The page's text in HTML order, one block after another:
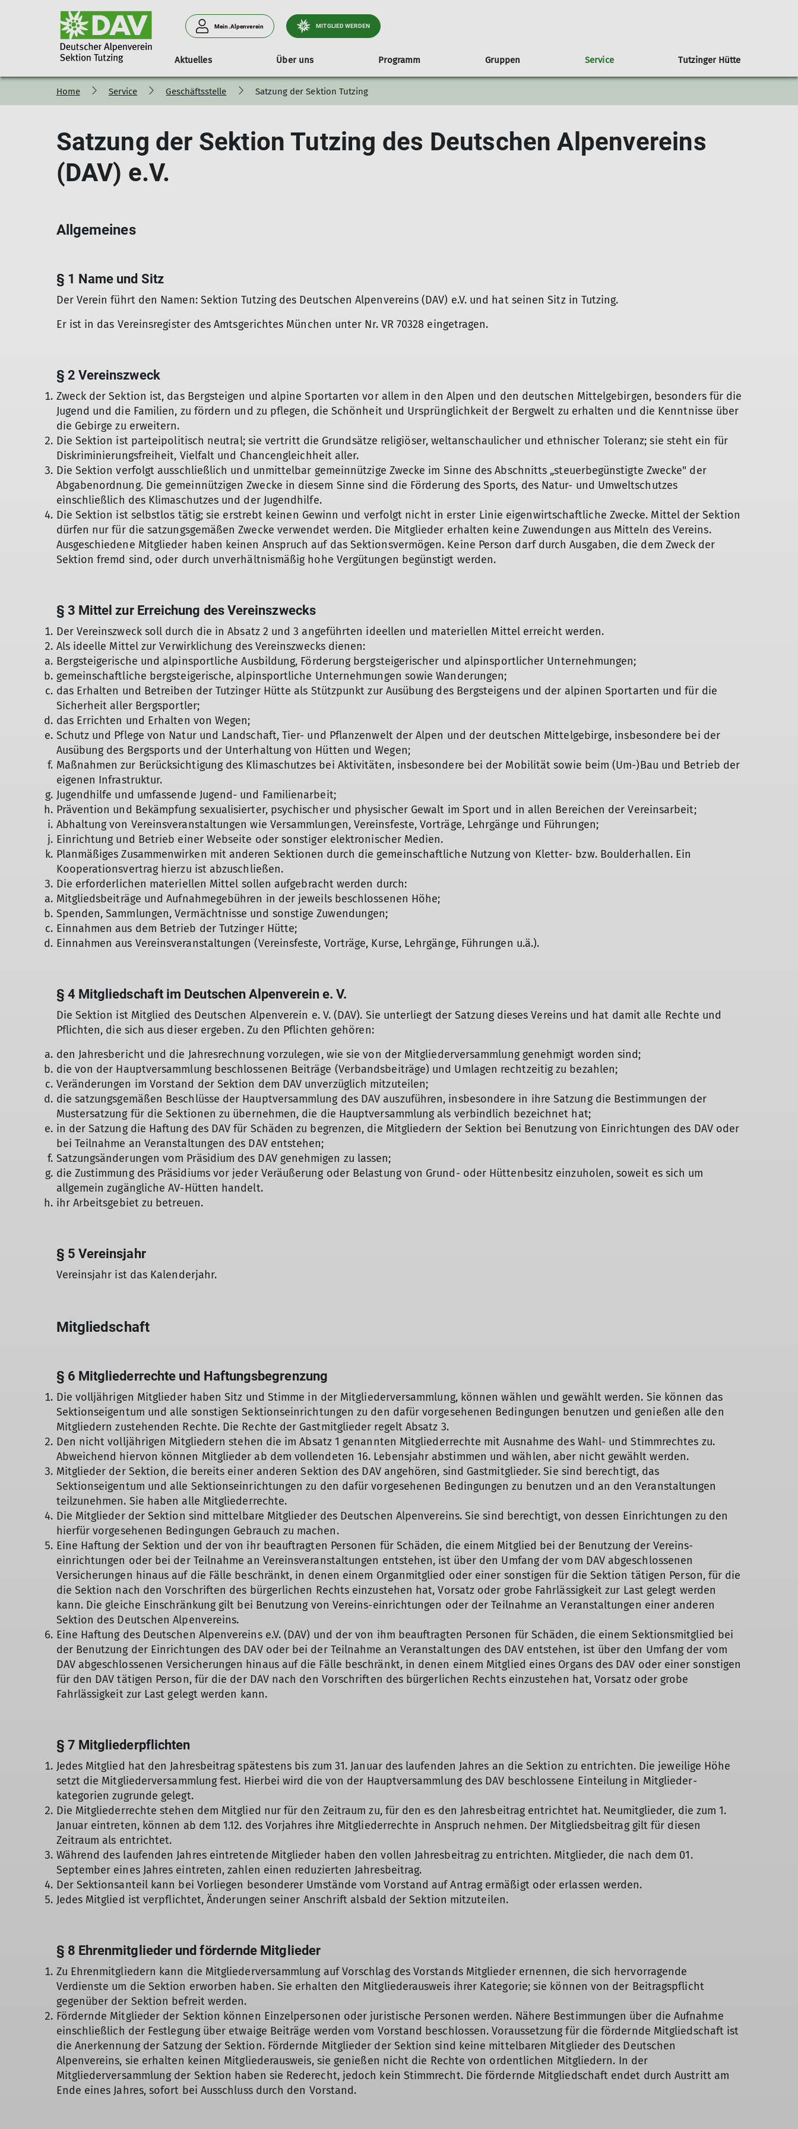
Mein.Alpenverein MITGLIED WERDEN
Aktuelles Über uns
Vorstand Referenten Trainer
Programm
Kurs- & Tourenprogramm 2025/26 Programm Gemeinschaftstouren
Programm Jugendklettergruppe
Programm Familiengruppe
Gruppen
Übersicht Ortsgruppen
Ortsgruppe Seeshaupt
Ortsgruppe Tutzing
Ortsgruppe Kochel
Übersicht Jugend- & Familiengruppen
Kinderklettergruppe
Familiengruppe
Übersicht weitere Gruppen
Service
Mitgliedschaft
Mitgliedsbeiträge
Digitaler Mitgliedsausweis
Teilnehmergebühren Jahresheft Geschäftsstelle
Protokolle Mitgliederversammlungen
Wanderwegekonzept Tölzer Land Süd
Klimawandel in den Alpen Klimaschutzbericht
Tutzinger Hütte
Home Service Geschäftsstelle Satzung der Sektion Tutzing
Satzung der Sektion Tutzing des Deutschen Alpenvereins
(DAV) e.V.
Allgemeines
§ 1 Name und Sitz
Der Verein führt den Namen: Sektion Tutzing des Deutschen Alpenvereins (DAV) e.V. und hat seinen Sitz in Tutzing.
Er ist in das Vereinsregister des Amtsgerichtes München unter Nr. VR 70328 eingetragen.
§ 2 Vereinszweck
Zweck der Sektion ist, das Bergsteigen und alpine Sportarten vor allem in den Alpen und den deutschen Mittelgebirgen, besonders für die
Jugend und die Familien, zu fördern und zu pflegen, die Schönheit und Ursprünglichkeit der Bergwelt zu erhalten und die Kenntnisse über
die Gebirge zu erweitern.
Die Sektion ist parteipolitisch neutral; sie vertritt die Grundsätze religiöser, weltanschau­licher und ethnischer Toleranz; sie steht ein für
Diskriminierungsfreiheit, Vielfalt und Chancengleichheit aller.
Die Sektion verfolgt ausschließlich und unmittelbar gemeinnützige Zwecke im Sinne des Abschnitts „steuerbegünstigte Zwecke" der
Abgabenordnung. Die gemeinnützigen Zwecke in diesem Sinne sind die Förderung des Sports, des Natur- und Umweltschutzes
einschließlich des Klimaschutzes und der Jugendhilfe.
Die Sektion ist selbstlos tätig; sie erstrebt keinen Gewinn und verfolgt nicht in erster Linie eigenwirtschaftliche Zwecke. Mittel der Sektion
dürfen nur für die satzungs­gemäßen Zwecke verwendet werden. Die Mitglieder erhalten keine Zuwendungen aus Mitteln des Vereins.
Ausgeschiedene Mitglieder haben keinen Anspruch auf das Sektionsvermögen. Keine Person darf durch Ausgaben, die dem Zweck der
Sektion fremd sind, oder durch unverhältnismäßig hohe Vergütungen begünstigt werden.
§ 3 Mittel zur Erreichung des Vereinszwecks
Der Vereinszweck soll durch die in Absatz 2 und 3 angeführten ideellen und materiellen Mittel erreicht werden.
Als ideelle Mittel zur Verwirklichung des Vereinszwecks dienen:
Bergsteigerische und alpinsportliche Ausbildung, Förderung bergsteigerischer und alpinsportlicher Unternehmungen;
gemeinschaftliche bergsteigerische, alpinsportliche Unternehmungen sowie Wanderungen;
das Erhalten und Betreiben der Tutzinger Hütte als Stützpunkt zur Ausübung des Bergsteigens und der alpinen Sportarten und für die
Sicherheit aller Bergsportler;
das Errichten und Erhalten von Wegen;
Schutz und Pflege von Natur und Landschaft, Tier- und Pflanzenwelt der Alpen und der deutschen Mittelgebirge, insbesondere bei der
Ausübung des Bergsports und der Unterhaltung von Hütten und Wegen;
Maßnahmen zur Berücksichtigung des Klimaschutzes bei Aktivitäten, insbesondere bei der Mobilität sowie beim (Um-)Bau und Betrieb der
eigenen Infrastruktur.
Jugendhilfe und umfassende Jugend- und Familienarbeit;
Prävention und Bekämpfung sexualisierter, psychischer und physischer Gewalt im Sport und in allen Bereichen der Vereinsarbeit;
Abhaltung von Vereinsveranstaltungen wie Versammlungen, Vereinsfeste, Vorträge, Lehrgänge und Führungen;
Einrichtung und Betrieb einer Webseite oder sonstiger elektronischer Medien.
Planmäßiges Zusammenwirken mit anderen Sektionen durch die gemeinschaftliche Nutzung von Kletter- bzw. Boulderhallen. Ein
Kooperationsvertrag hierzu ist abzuschließen.
Die erforderlichen materiellen Mittel sollen aufgebracht werden durch:
Mitgliedsbeiträge und Aufnahmegebühren in der jeweils beschlossenen Höhe;
Spenden, Sammlungen, Vermächtnisse und sonstige Zuwendungen;
Einnahmen aus dem Betrieb der Tutzinger Hütte;
Einnahmen aus Vereinsveranstaltungen (Vereinsfeste, Vorträge, Kurse, Lehrgänge, Führungen u.ä.).
§ 4 Mitgliedschaft im Deutschen Alpenverein e. V.
Die Sektion ist Mitglied des Deutschen Alpenverein e. V. (DAV). Sie unterliegt der Satzung dieses Vereins und hat damit alle Rechte und
Pflichten, die sich aus dieser ergeben. Zu den Pflichten gehören:
den Jahresbericht und die Jahresrechnung vorzulegen, wie sie von der Mitgliederversammlung genehmigt worden sind;
die von der Hauptversammlung beschlossenen Beiträge (Verbandsbeiträge) und Umlagen rechtzeitig zu bezahlen;
Veränderungen im Vorstand der Sektion dem DAV unverzüglich mitzuteilen;
die satzungsgemäßen Beschlüsse der Hauptversammlung des DAV auszuführen, insbesondere in ihre Satzung die Bestimmungen der
Mustersatzung für die Sektionen zu übernehmen, die die Hauptversammlung als verbindlich bezeichnet hat;
in der Satzung die Haftung des DAV für Schäden zu begrenzen, die Mitgliedern der Sektion bei Benutzung von Einrichtungen des DAV oder
bei Teilnahme an Veranstaltun­gen des DAV entstehen;
Satzungsänderungen vom Präsidium des DAV genehmigen zu lassen;
die Zustimmung des Präsidiums vor jeder Veräußerung oder Belastung von Grund- oder Hüttenbesitz einzuholen, soweit es sich um
allgemein zugängliche AV-Hütten handelt.
ihr Arbeitsgebiet zu betreuen.
§ 5 Vereinsjahr
Vereinsjahr ist das Kalenderjahr.
Mitgliedschaft
§ 6 Mitgliederrechte und Haftungsbegrenzung
Die volljährigen Mitglieder haben Sitz und Stimme in der Mitgliederversammlung, können wählen und gewählt werden. Sie können das
Sektionseigentum und alle sonstigen Sektionseinrichtungen zu den dafür vorgesehenen Bedingungen benutzen und genießen alle den
Mitgliedern zustehenden Rechte. Die Rechte der Gastmitglieder regelt Absatz 3.
Den nicht volljährigen Mitgliedern stehen die im Absatz 1 genannten Mitgliederrechte mit Ausnahme des Wahl- und Stimmrechtes zu.
Abweichend hiervon können Mitglieder ab dem vollendeten 16. Lebensjahr abstimmen und wählen, aber nicht gewählt werden.
Mitglieder der Sektion, die bereits einer anderen Sektion des DAV angehören, sind Gastmitglieder. Sie sind berechtigt, das
Sektionseigentum und alle Sektionseinrichtungen zu den dafür vorgesehenen Bedingungen zu benutzen und an den Veranstaltungen
teilzunehmen. Sie haben alle Mitgliederrechte.
Die Mitglieder der Sektion sind mittelbare Mitglieder des Deutschen Alpenvereins. Sie sind berechtigt, von dessen Einrichtungen zu den
hierfür vorgesehenen Bedingungen Gebrauch zu machen.
Eine Haftung der Sektion und der von ihr beauftragten Personen für Schäden, die einem Mitglied bei der Benutzung der Vereins-
einrichtungen oder bei der Teilnahme an Vereinsveranstaltungen entstehen, ist über den Umfang der vom DAV abgeschlossenen
Versicherungen hinaus auf die Fälle beschränkt, in denen einem Organmitglied oder einer sonstigen für die Sektion tätigen Person, für die
die Sektion nach den Vorschriften des bürgerlichen Rechts einzustehen hat, Vorsatz oder grobe Fahrlässigkeit zur Last gelegt werden
kann. Die gleiche Einschränkung gilt bei Benutzung von Vereins-einrichtungen oder der Teilnahme an Veranstaltungen einer anderen
Sektion des Deutschen Alpenvereins.
Eine Haftung des Deutschen Alpenvereins e.V. (DAV) und der von ihm beauftragten Personen für Schäden, die einem Sektionsmitglied bei
der Benutzung der Einrichtungen des DAV oder bei der Teilnahme an Veranstaltungen des DAV entstehen, ist über den Umfang der vom
DAV abgeschlossenen Versicherungen hinaus auf die Fälle beschränkt, in denen einem Mitglied eines Organs des DAV oder einer sonstigen
für den DAV tätigen Person, für die der DAV nach den Vorschriften des bürgerlichen Rechts einzustehen hat, Vorsatz oder grobe
Fahrlässigkeit zur Last gelegt werden kann.
§ 7 Mitgliederpflichten
Jedes Mitglied hat den Jahresbeitrag spätestens bis zum 31. Januar des laufenden Jahres an die Sektion zu entrichten. Die jeweilige Höhe
setzt die Mitgliederversammlung fest. Hierbei wird die von der Hauptversammlung des DAV beschlossene Einteilung in Mitglieder­
kategorien zugrunde gelegt.
Die Mitgliederrechte stehen dem Mitglied nur für den Zeitraum zu, für den es den Jahresbeitrag entrichtet hat. Neumitglieder, die zum 1.
Januar eintreten, können ab dem 1.12. des Vorjahres ihre Mitgliederrechte in Anspruch nehmen. Der Mitgliedsbeitrag gilt für diesen
Zeitraum als entrichtet.
Während des laufenden Jahres eintretende Mitglieder haben den vollen Jahresbeitrag zu entrichten. Mitglieder, die nach dem 01.
September eines Jahres eintreten, zahlen einen reduzierten Jahresbeitrag.
Der Sektionsanteil kann bei Vorliegen besonderer Umstände vom Vorstand auf Antrag ermäßigt oder erlassen werden.
Jedes Mitglied ist verpflichtet, Änderungen seiner Anschrift alsbald der Sektion mitzuteilen.
§ 8 Ehrenmitglieder und fördernde Mitglieder
Zu Ehrenmitgliedern kann die Mitgliederversammlung auf Vorschlag des Vorstands Mitglieder ernennen, die sich hervorragende
Verdienste um die Sektion erworben haben. Sie erhalten den Mitgliederausweis ihrer Kategorie; sie können von der Beitragspflicht
gegenüber der Sektion befreit werden.
Fördernde Mitglieder der Sektion können Einzelpersonen oder juristische Personen werden. Nähere Bestimmungen über die Aufnahme
einschließlich der Festlegung über etwaige Beiträge werden vom Vorstand beschlossen. Voraussetzung für die fördernde Mitgliedschaft ist
die Anerkennung der Satzung der Sektion. Fördernde Mitglieder der Sektion sind keine mittelbaren Mitglieder des Deutschen
Alpenvereins, sie erhalten keinen Mitgliederausweis, sie genießen nicht die Rechte von ordentlichen Mitgliedern. In der
Mitgliederversammlung der Sektion haben sie Rederecht, jedoch kein Stimmrecht. Die fördernde Mitgliedschaft endet durch Austritt am
Ende eines Jahres, sofort bei Ausschluss durch den Vorstand.